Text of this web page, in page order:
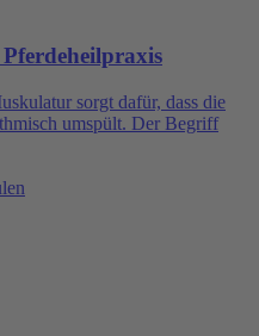
sorgt dafür, dass die
umspült. Der Begriff